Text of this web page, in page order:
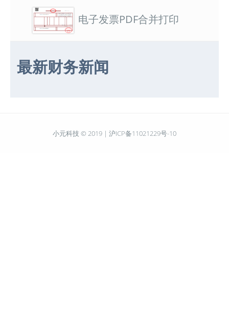
电子发票PDF合并打印
最新财务新闻
小元科技 © 2019 | 沪ICP备11021229号-10